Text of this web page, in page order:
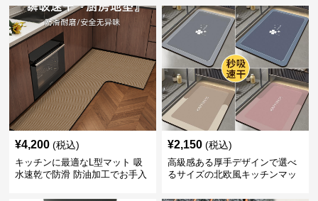
¥4,200 (税込)
キッチンに最適なL型マット 吸
水速乾で防滑 防油加工でお手入
¥2,150 (税込)
高級感ある厚手デザインで選べ
るサイズの北欧風キッチンマッ